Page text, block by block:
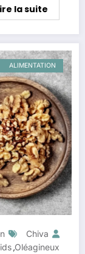
la suite
ALIMENTATION
Chiva
Oléagineux
,